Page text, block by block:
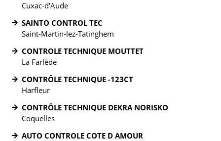
Cuxac-d'Aude
SAINTO CONTROL TEC
Saint-Martin-lez-Tatinghem
CONTROLE TECHNIQUE MOUTTET
La Farlède
CONTRÔLE TECHNIQUE -123CT
Harfleur
CONTRÔLE TECHNIQUE DEKRA NORISKO
Coquelles
AUTO CONTROLE COTE D AMOUR